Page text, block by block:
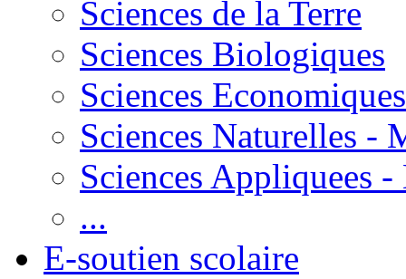
Sciences de la Terre
Sciences Biologiques
Sciences Economiques
Sciences Naturelles -
Sciences Appliquees
...
E-soutien scolaire